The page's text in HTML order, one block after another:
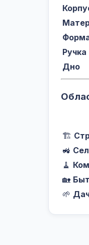
Ручка
Дно
🏗️
🚜
🧹
🏡
🌱